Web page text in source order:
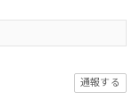
通報する